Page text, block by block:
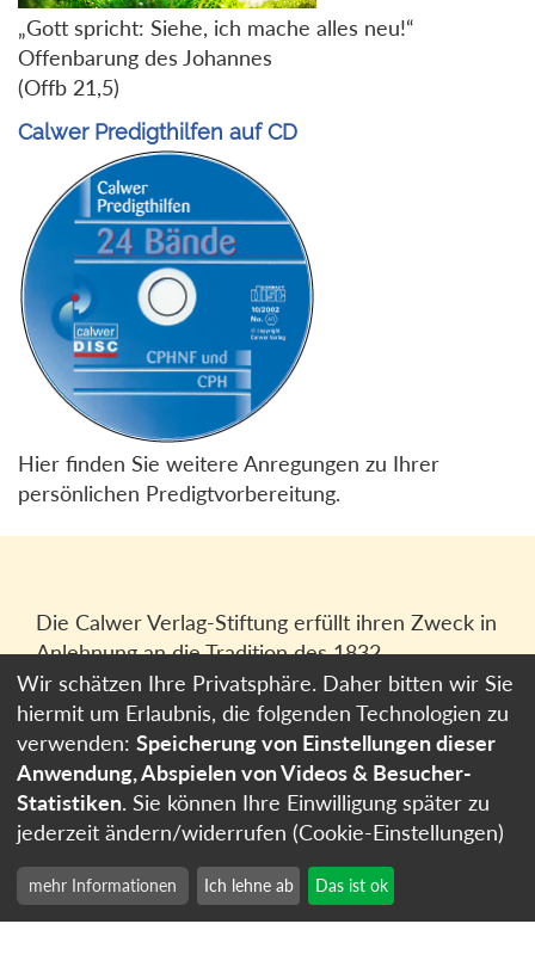
„Gott spricht: Siehe, ich mache alles neu!“
Offenbarung des Johannes
(Offb 21,5)
Calwer Predigthilfen auf CD
Hier finden Sie weitere Anregungen zu Ihrer
persönlichen Predigtvorbereitung.
Die Calwer Verlag-Stiftung erfüllt ihren Zweck in
Anlehnung an die Tradition des 1832
gegründeten Calwer Verlagsvereins, der
heutigen Calwer Verlag Bücher und Medien
GmbHin Stuttgart.
Impressum
Datenschutzerklärung
Cookie-Einstellungen
Wir schätzen Ihre Privatsphäre. Daher bitten wir Sie
hiermit um Erlaubnis, die folgenden Technologien zu
verwenden: Speicherung von Einstellungen dieser
Anwendung, Abspielen von Videos & Besucher-
Statistiken. Sie können Ihre Einwilligung später zu
jederzeit ändern/widerrufen (Cookie-Einstellungen)
mehr Informationen Ich lehne ab Das ist ok